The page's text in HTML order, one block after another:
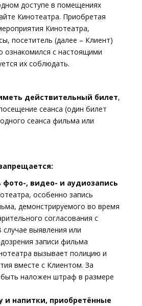
доступе в помещениях
Кинотеатра. Приобретая
Кинотеатра,
посетитель (далее – Клиент)
ознакомился с настоящими
их соблюдать.
действительный билет,
сеанса (один билет
сеанса фильма или
фото-, видео- и аудиозапись
особенно запись
демонстрируемого во время
согласования с
выявления или
записи фильма
вызывает полицию и
вместе с Клиентом. За
наложен штраф в размере
и напитки, приобретённые